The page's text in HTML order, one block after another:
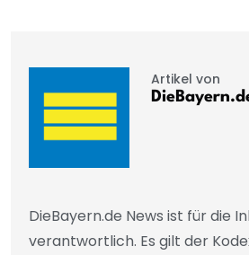
Artikel von
DieBayern.de News ist für die
verantwortlich. Es gilt der